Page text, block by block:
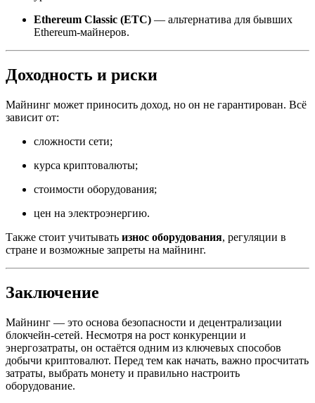
Ethereum Classic (ETC) — альтернатива для бывших
Ethereum-майнеров.
Доходность и риски
Майнинг может приносить доход, но он не гарантирован. Всё
зависит от:
сложности сети;
курса криптовалюты;
стоимости оборудования;
цен на электроэнергию.
Также стоит учитывать износ оборудования, регуляции в
стране и возможные запреты на майнинг.
Заключение
Майнинг — это основа безопасности и децентрализации
блокчейн-сетей. Несмотря на рост конкуренции и
энергозатраты, он остаётся одним из ключевых способов
добычи криптовалют. Перед тем как начать, важно просчитать
затраты, выбрать монету и правильно настроить
оборудование.